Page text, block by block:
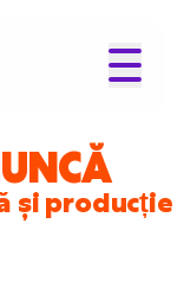
și producție